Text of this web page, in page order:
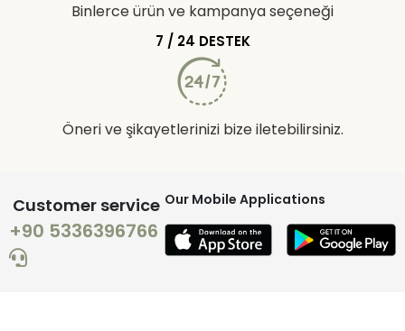
Binlerce ürün ve kampanya seçeneği
7 / 24 DESTEK
Öneri ve şikayetlerinizi bize iletebilirsiniz.
Customer service
+90 5336396766
Our Mobile Applications